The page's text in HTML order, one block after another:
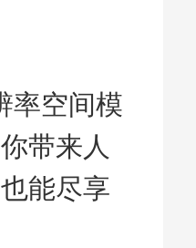
空间模
带来人
能尽享